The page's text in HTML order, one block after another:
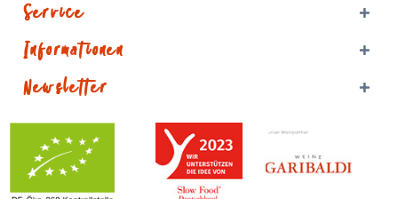
Service
Informationen
Newsletter